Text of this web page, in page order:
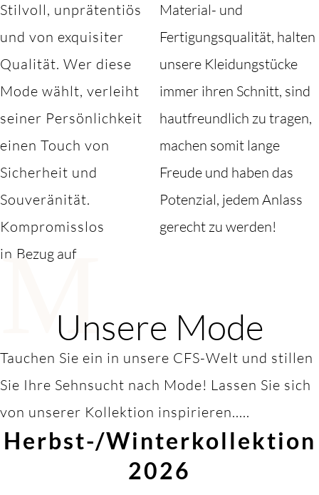
Stilvoll, unprätentiös
und von exquisiter
Qualität. Wer diese
Mode wählt, verleiht
seiner Persönlichkeit
einen Touch von
Sicherheit und
Souveränität.
Kompromisslos
in Bezug auf
Material- und
Fertigungsqualität, halten
unsere Kleidungstücke
immer ihren Schnitt, sind
hautfreundlich zu tragen,
machen somit lange
Freude und haben das
Potenzial, jedem Anlass
gerecht zu werden!
MUnsere Mode
Tauchen Sie ein in unsere CFS-Welt und stillen
Sie Ihre Sehnsucht nach Mode! Lassen Sie sich
von unserer Kollektion inspirieren.....
Herbst-/Winterkollektion
2026